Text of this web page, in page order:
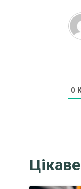
0
Цікаве